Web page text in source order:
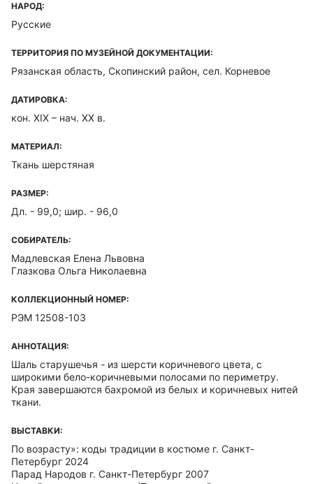
НАРОД:
Русские
ТЕРРИТОРИЯ ПО МУЗЕЙНОЙ ДОКУМЕНТАЦИИ:
Рязанская область, Скопинский район, сел. Корневое
ДАТИРОВКА:
кон. XIX – нач. XX в.
МАТЕРИАЛ:
Ткань шерстяная
РАЗМЕР:
Дл. - 99,0; шир. - 96,0
СОБИРАТЕЛЬ:
Мадлевская Елена Львовна
Глазкова Ольга Николаевна
КОЛЛЕКЦИОННЫЙ НОМЕР:
РЭМ 12508-103
АННОТАЦИЯ:
Шаль старушечья - из шерсти коричневого цвета, с
широкими бело-коричневыми полосами по периметру.
Края завершаются бахромой из белых и коричневых нитей
ткани.
ВЫСТАВКИ:
По возрасту»: коды традиции в костюме г. Санкт-
Петербург 2024
Парад Народов г. Санкт-Петербург 2007